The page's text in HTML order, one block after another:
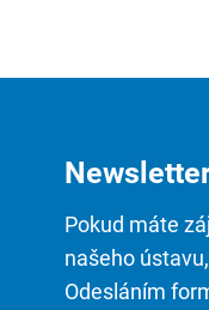
Pokud máte
našeho
Odesláním